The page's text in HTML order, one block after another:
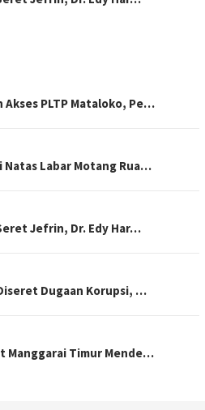
Akses PLTP Mataloko, Pe…
Natas Labar Motang Rua…
Jefrin, Dr. Edy Har…
Dugaan Korupsi, …
Manggarai Timur Mende…